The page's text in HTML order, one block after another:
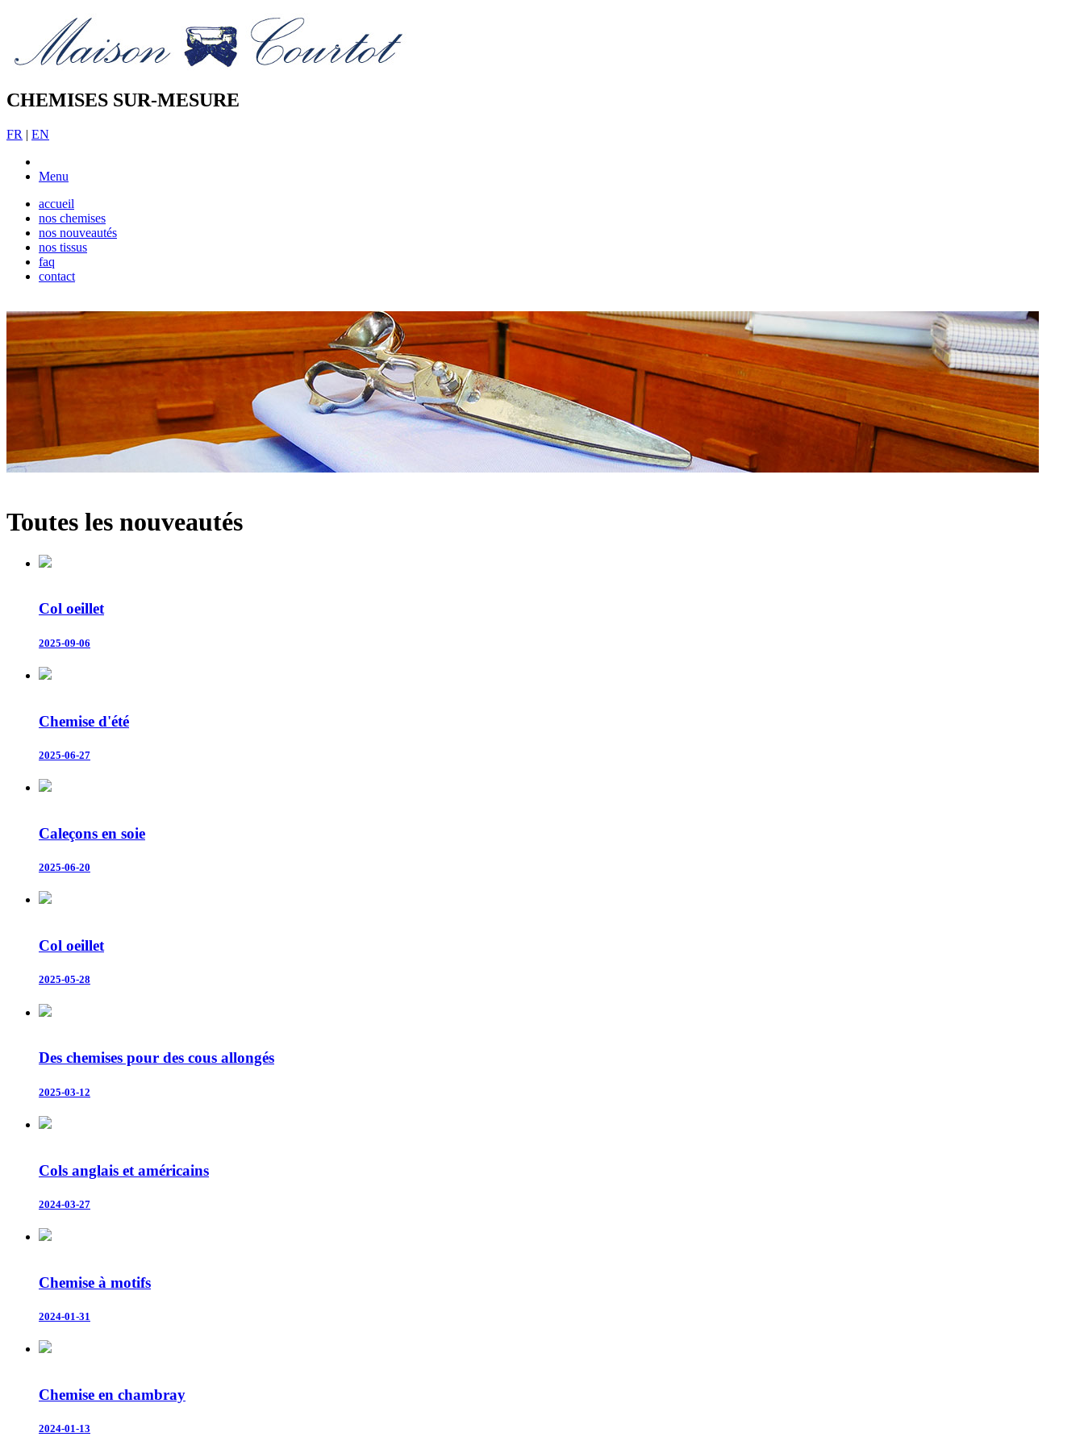
CHEMISES SUR-MESURE
FR | EN
Menu
accueil
nos chemises
nos nouveautés
nos tissus
faq
contact
Toutes les nouveautés
Col oeillet
2025-09-06
Chemise d'été
2025-06-27
Caleçons en soie
2025-06-20
Col oeillet
2025-05-28
Des chemises pour des cous allongés
2025-03-12
Cols anglais et américains
2024-03-27
Chemise à motifs
2024-01-31
Chemise en chambray
2024-01-13